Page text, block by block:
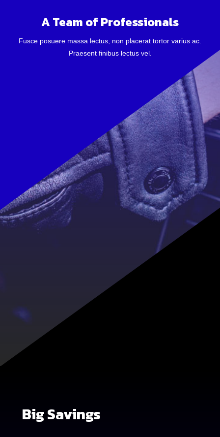
A Team of Professionals
Fusce posuere massa lectus, non placerat tortor varius ac.
Praesent finibus lectus vel.
Big Savings